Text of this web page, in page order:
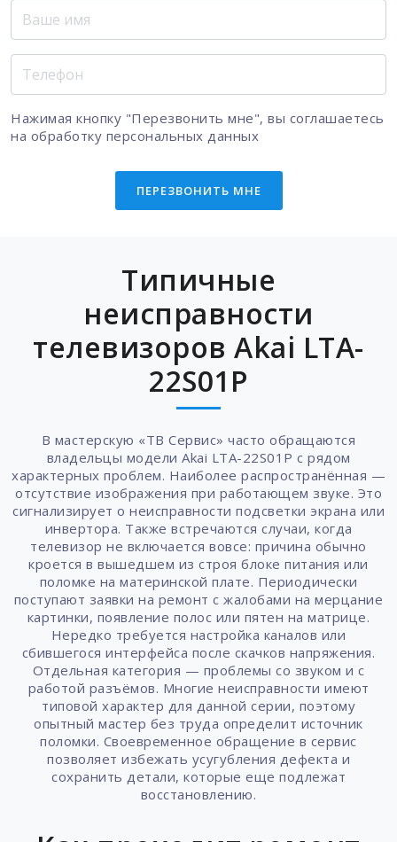
Нажимая кнопку "Перезвонить мне", вы соглашаетесь
на обработку персональных данных
ПЕРЕЗВОНИТЬ МНЕ
Типичные
неисправности
телевизоров Akai LTA-
22S01P
В мастерскую «ТВ Сервис» часто обращаются
владельцы модели Akai LTA-22S01P с рядом
характерных проблем. Наиболее распространённая —
отсутствие изображения при работающем звуке. Это
сигнализирует о неисправности подсветки экрана или
инвертора. Также встречаются случаи, когда
телевизор не включается вовсе: причина обычно
кроется в вышедшем из строя блоке питания или
поломке на материнской плате. Периодически
поступают заявки на ремонт с жалобами на мерцание
картинки, появление полос или пятен на матрице.
Нередко требуется настройка каналов или
сбившегося интерфейса после скачков напряжения.
Отдельная категория — проблемы со звуком и с
работой разъёмов. Многие неисправности имеют
типовой характер для данной серии, поэтому
опытный мастер без труда определит источник
поломки. Своевременное обращение в сервис
позволяет избежать усугубления дефекта и
сохранить детали, которые еще подлежат
восстановлению.